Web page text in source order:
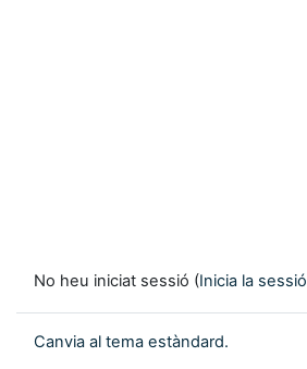
No heu iniciat sessió (Inicia la sessió
Canvia al tema estàndard.